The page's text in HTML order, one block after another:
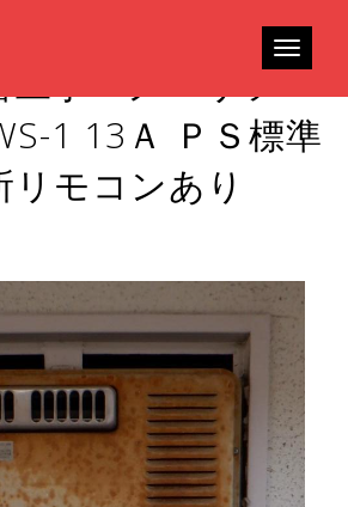
Toggle
工事 ノーリツ
1 13Ａ ＰＳ標準
モコンあり